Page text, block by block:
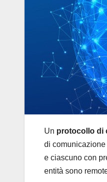
Un protocollo di
di
e ciascuno con
entità sono